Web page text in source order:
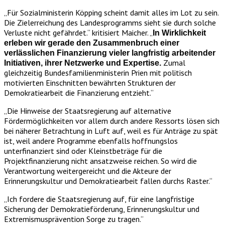
„Für Sozialministerin Köpping scheint damit alles im Lot zu sein.
Die Zielerreichung des Landesprogramms sieht sie durch solche
Verluste nicht gefährdet.“ kritisiert Maicher. „
In Wirklichkeit
erleben wir gerade den Zusammenbruch einer
verlässlichen Finanzierung vieler langfristig arbeitender
Initiativen, ihrer Netzwerke und Expertise. Zumal
gleichzeitig Bundesfamilienministerin Prien mit politisch
motivierten Einschnitten bewährten Strukturen der
Demokratiearbeit die Finanzierung entzieht.“
„Die Hinweise der Staatsregierung auf alternative
Fördermöglichkeiten vor allem durch andere Ressorts lösen sich
bei näherer Betrachtung in Luft auf, weil es für Anträge zu spät
ist, weil andere Programme ebenfalls hoffnungslos
unterfinanziert sind oder Kleinstbeträge für die
Projektfinanzierung nicht ansatzweise reichen. So wird die
Verantwortung weitergereicht und die Akteure der
Erinnerungskultur und Demokratiearbeit fallen durchs Raster.“
„Ich fordere die Staatsregierung auf, für eine langfristige
Sicherung der Demokratieförderung, Erinnerungskultur und
Extremismusprävention Sorge zu tragen.“